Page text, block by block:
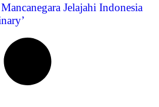
Jelajahi Indonesia